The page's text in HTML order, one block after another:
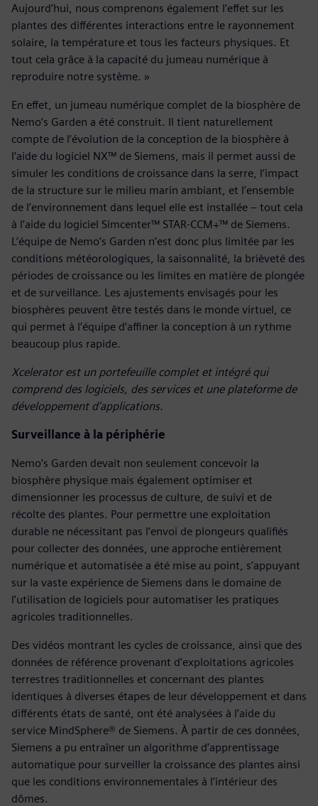
Aujourd’hui, nous comprenons également l’effet sur les
plantes des différentes interactions entre le rayonnement
solaire, la température et tous les facteurs physiques. Et
tout cela grâce à la capacité du jumeau numérique à
reproduire notre système. »
En effet, un jumeau numérique complet de la biosphère de
Nemo’s Garden a été construit. Il tient naturellement
compte de l’évolution de la conception de la biosphère à
l’aide du logiciel NX™ de Siemens, mais il permet aussi de
simuler les conditions de croissance dans la serre, l’impact
de la structure sur le milieu marin ambiant, et l’ensemble
de l’environnement dans lequel elle est installée – tout cela
à l’aide du logiciel Simcenter™ STAR-CCM+™ de Siemens.
L’équipe de Nemo’s Garden n’est donc plus limitée par les
conditions météorologiques, la saisonnalité, la brièveté des
périodes de croissance ou les limites en matière de plongée
et de surveillance. Les ajustements envisagés pour les
biosphères peuvent être testés dans le monde virtuel, ce
qui permet à l’équipe d’affiner la conception à un rythme
beaucoup plus rapide.
Xcelerator est un portefeuille complet et intégré qui
comprend des logiciels, des services et une plateforme de
développement d’applications.
Surveillance à la périphérie
Nemo’s Garden devait non seulement concevoir la
biosphère physique mais également optimiser et
dimensionner les processus de culture, de suivi et de
récolte des plantes. Pour permettre une exploitation
durable ne nécessitant pas l’envoi de plongeurs qualifiés
pour collecter des données, une approche entièrement
numérique et automatisée a été mise au point, s’appuyant
sur la vaste expérience de Siemens dans le domaine de
l’utilisation de logiciels pour automatiser les pratiques
agricoles traditionnelles.
Des vidéos montrant les cycles de croissance, ainsi que des
données de référence provenant d’exploitations agricoles
terrestres traditionnelles et concernant des plantes
identiques à diverses étapes de leur développement et dans
différents états de santé, ont été analysées à l’aide du
service MindSphere® de Siemens. À partir de ces données,
Siemens a pu entraîner un algorithme d’apprentissage
automatique pour surveiller la croissance des plantes ainsi
que les conditions environnementales à l’intérieur des
dômes.